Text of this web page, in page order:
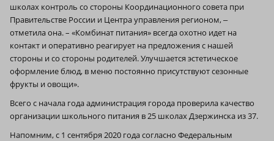
школах контроль со стороны Координационного совета при
Правительстве России и Центра управления регионом, ‒
отметила она. – «Комбинат питания» всегда охотно идет на
контакт и оперативно реагирует на предложения с нашей
стороны и со стороны родителей. Улучшается эстетическое
оформление блюд, в меню постоянно присутствуют сезонные
фрукты и овощи».
Всего с начала года администрация города проверила качество
организации школьного питания в 25 школах Дзержинска из 37.
Напомним, с 1 сентября 2020 года согласно Федеральным